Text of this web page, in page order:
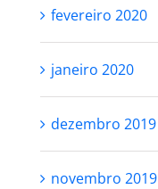
fevereiro 2020
janeiro 2020
dezembro 2019
novembro 2019